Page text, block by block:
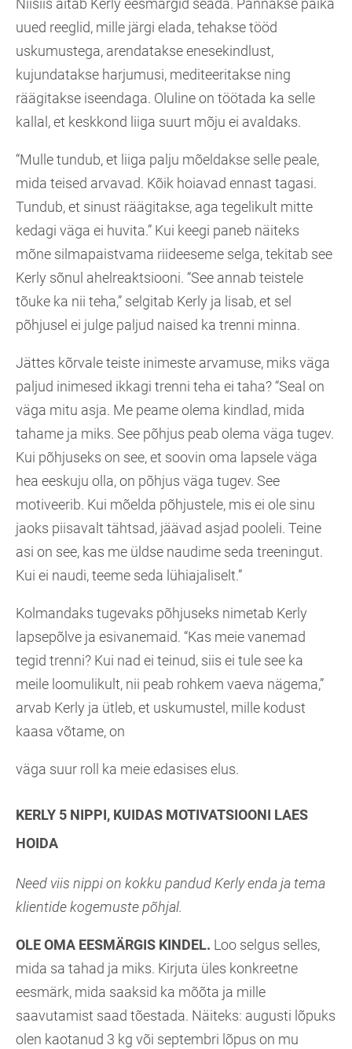
Niisiis aitab Kerly eesmärgid seada. Pannakse paika
uued reeglid, mille järgi elada, tehakse tööd
uskumustega, arendatakse enesekindlust,
kujundatakse harjumusi, mediteeritakse ning
räägitakse iseendaga. Oluline on töötada ka selle
kallal, et keskkond liiga suurt mõju ei avaldaks.
“Mulle tundub, et liiga palju mõeldakse selle peale,
mida teised arvavad. Kõik hoiavad ennast tagasi.
Tundub, et sinust räägitakse, aga tegelikult mitte
kedagi väga ei huvita.” Kui keegi paneb näiteks
mõne silmapaistvama riideeseme selga, tekitab see
Kerly sõnul ahelreaktsiooni. “See annab teistele
tõuke ka nii teha,” selgitab Kerly ja lisab, et sel
põhjusel ei julge paljud naised ka trenni minna.
Jättes kõrvale teiste inimeste arvamuse, miks väga
paljud inimesed ikkagi trenni teha ei taha? “Seal on
väga mitu asja. Me peame olema kindlad, mida
tahame ja miks. See põhjus peab olema väga tugev.
Kui põhjuseks on see, et soovin oma lapsele väga
hea eeskuju olla, on põhjus väga tugev. See
motiveerib. Kui mõelda põhjustele, mis ei ole sinu
jaoks piisavalt tähtsad, jäävad asjad pooleli. Teine
asi on see, kas me üldse naudime seda treeningut.
Kui ei naudi, teeme seda lühiajaliselt.”
Kolmandaks tugevaks põhjuseks nimetab Kerly
lapsepõlve ja esivanemaid. “Kas meie vanemad
tegid trenni? Kui nad ei teinud, siis ei tule see ka
meile loomulikult, nii peab rohkem vaeva nägema,”
arvab Kerly ja ütleb, et uskumustel, mille kodust
kaasa võtame, on
väga suur roll ka meie edasises elus.
KERLY 5 NIPPI, KUIDAS MOTIVATSIOONI LAES
HOIDA
Need viis nippi on kokku pandud Kerly enda ja tema
klientide kogemuste põhjal.
OLE OMA EESMÄRGIS KINDEL. Loo selgus selles,
mida sa tahad ja miks. Kirjuta üles konkreetne
eesmärk, mida saaksid ka mõõta ja mille
saavutamist saad tõestada. Näiteks: augusti lõpuks
olen kaotanud 3 kg või septembri lõpus on mu